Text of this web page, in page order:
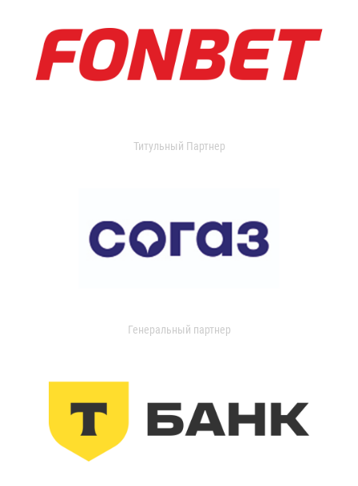
Титульный Партнер
Генеральный партнер